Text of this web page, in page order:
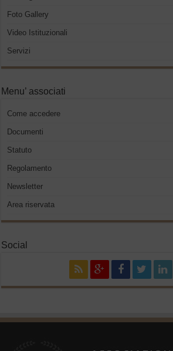
Foto Gallery
Video Istituzionali
Servizi
Menu’ associati
Come accedere
Documenti
Statuto
Regolamento
Newsletter
Area riservata
Social